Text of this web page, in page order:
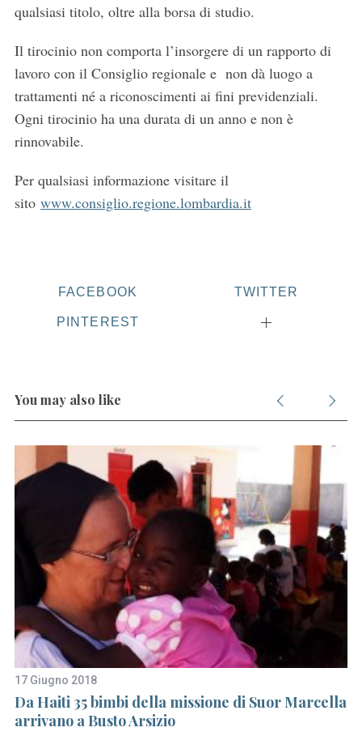
qualsiasi titolo, oltre alla borsa di studio.
Il tirocinio non comporta l’insorgere di un rapporto di
lavoro con il Consiglio regionale e non dà luogo a
trattamenti né a riconoscimenti ai fini previdenziali.
Ogni tirocinio ha una durata di un anno e non è
rinnovabile.
Per qualsiasi informazione visitare il
sito www.consiglio.regione.lombardia.it
FACEBOOK TWITTER
PINTEREST
You may also like
17 Giugno 2018
Da Haiti 35 bimbi della missione di Suor Marcella
arrivano a Busto Arsizio
e
a
r
c
h
f
o